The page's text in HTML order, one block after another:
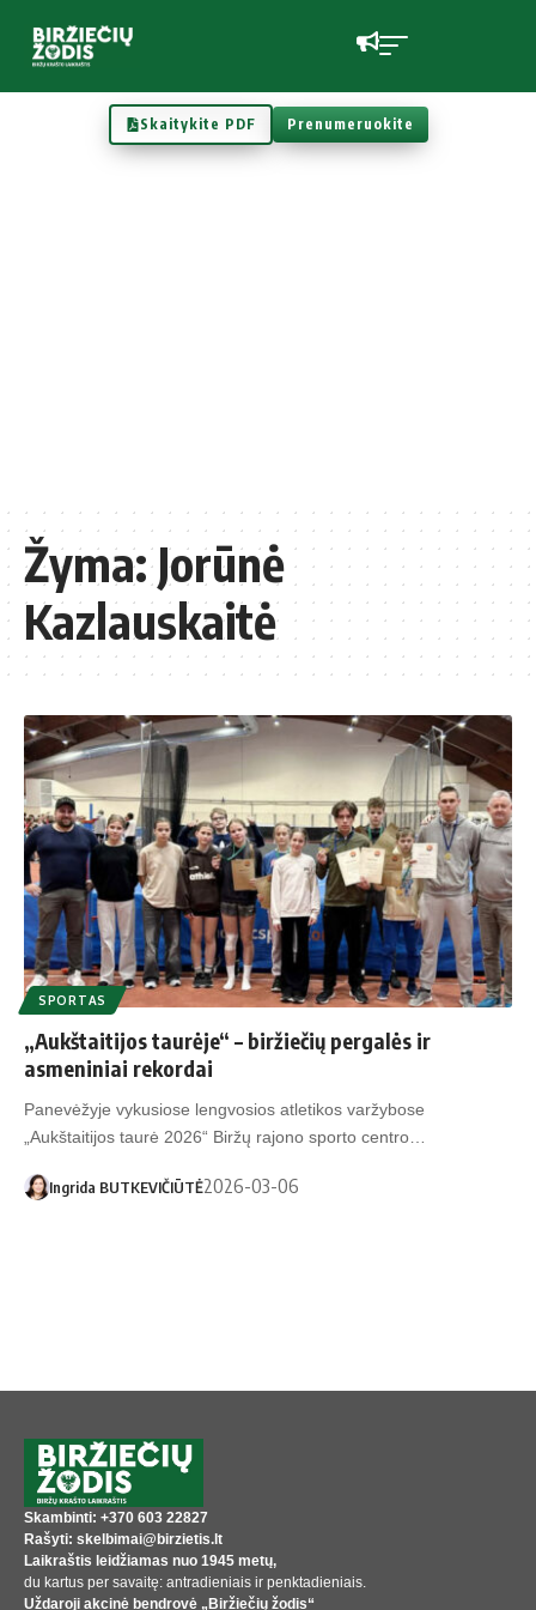
Skaitykite PDF Prenumeruokite
Žyma:Jorūnė
Kazlauskaitė
SPORTAS
„Aukštaitijos taurėje“ – biržiečių pergalės ir
asmeniniai rekordai
Panevėžyje vykusiose lengvosios atletikos varžybose
„Aukštaitijos taurė 2026“ Biržų rajono sporto centro…
Ingrida BUTKEVIČIŪTĖ2026-03-06
Skambinti: +370 603 22827
Rašyti: skelbimai@birzietis.lt
Laikraštis leidžiamas nuo 1945 metų,
du kartus per savaitę: antradieniais ir penktadieniais.
Uždaroji akcinė bendrovė „Biržiečių žodis“